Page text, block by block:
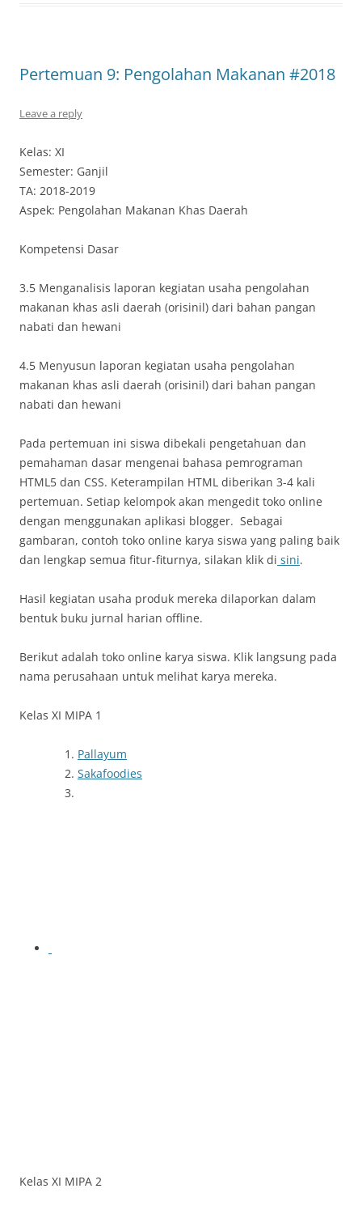
Pertemuan 9: Pengolahan Makanan #2018
Leave a reply
Kelas: XI
Semester: Ganjil
TA: 2018-2019
Aspek: Pengolahan Makanan Khas Daerah
Kompetensi Dasar
3.5 Menganalisis laporan kegiatan usaha pengolahan
makanan khas asli daerah (orisinil) dari bahan pangan
nabati dan hewani
4.5 Menyusun laporan kegiatan usaha pengolahan
makanan khas asli daerah (orisinil) dari bahan pangan
nabati dan hewani
Pada pertemuan ini siswa dibekali pengetahuan dan
pemahaman dasar mengenai bahasa pemrograman
HTML5 dan CSS. Keterampilan HTML diberikan 3-4 kali
pertemuan. Setiap kelompok akan mengedit toko online
dengan menggunakan aplikasi blogger. Sebagai
gambaran, contoh toko online karya siswa yang paling baik
dan lengkap semua fitur-fiturnya, silakan klik di sini.
Hasil kegiatan usaha produk mereka dilaporkan dalam
bentuk buku jurnal harian offline.
Berikut adalah toko online karya siswa. Klik langsung pada
nama perusahaan untuk melihat karya mereka.
Kelas XI MIPA 1
Pallayum
Sakafoodies
Kelas XI MIPA 2